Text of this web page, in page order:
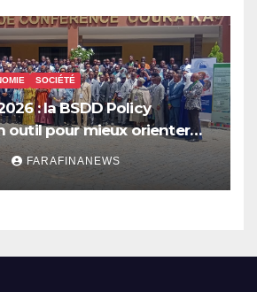
SOCIÉTÉ
: la BSDD Policy
outil pour mieux orienter
FARAFINANEWS